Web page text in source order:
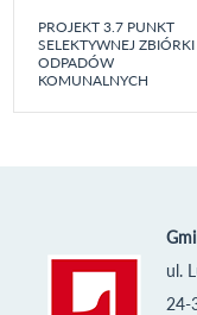
PROJEKT 3.7 PUNKT
SELEKTYWNEJ ZBIÓRKI
ODPADÓW
KOMUNALNYCH
ul.
24-